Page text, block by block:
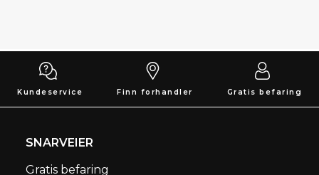
Kundeservice Finn forhandler Gratis befaring
SNARVEIER
Gratis befaring